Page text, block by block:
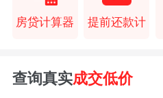
房贷计算器 提前还款计
查询真实成交低价